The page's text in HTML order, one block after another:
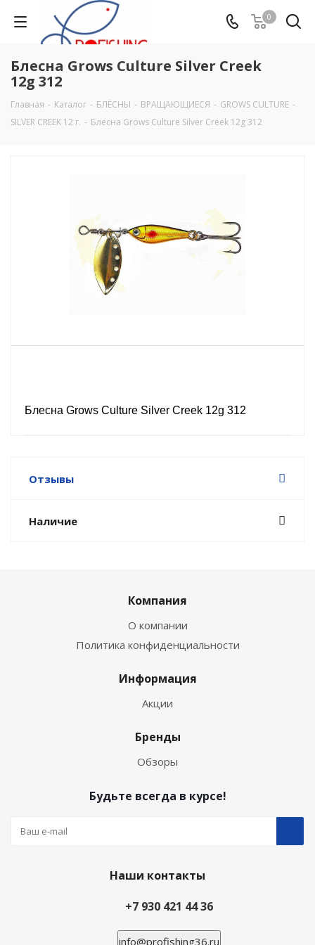
0
Блесна Grows Culture Silver Creek
12g 312
Главная - Каталог - БЛЁСНЫ - ВРАЩАЮЩИЕСЯ - GROWS CULTURE -
SILVER CREEK 12 г. - Блесна Grows Culture Silver Creek 12g 312
Блесна Grows Culture Silver Creek 12g 312
Отзывы
Наличие
Компания
О компании
Политика конфиденциальности
Информация
Акции
Бренды
Обзоры
Будьте всегда в курсе!
Наши контакты
+7 930 421 44 36
info@profishing36.ru